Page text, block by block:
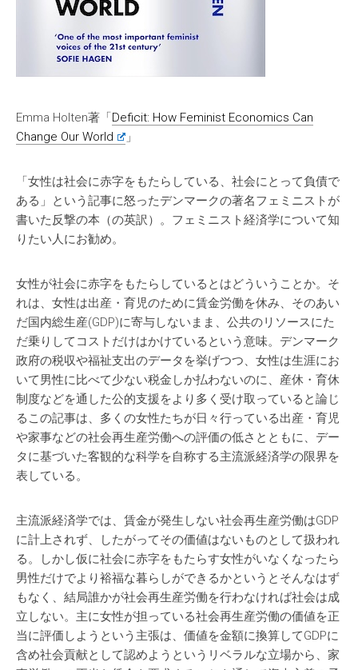
Emma Holten著「Deficit: How Feminist Economics Can
Change Our World
」
「女性は社会に赤字をもたらしている、社会にとって負債で
ある」という記事に怒ったデンマークの著名フェミニストが
書いた反撃の本（の英訳）。フェミニスト経済学について知
りたい人にお勧め。
女性が社会に赤字をもたらしているとはどういうことか。そ
れは、女性は出産・育児のために賃金労働を休み、そのあい
だ国内総生産(GDP)に寄与しないまま、公共のリソースにた
だ乗りしてコストだけはかけているという意味。デンマーク
政府の税収や福祉支出のデータを挙げつつ、女性は生涯にお
いて男性に比べて少ない税金しか払わないのに、産休・育休
制度などを通した公的支援をより多く受け取っていると論じ
るこの記事は、多くの女性たちが日々行っている出産・育児
や家事などの社会再生産労働への評価の低さとともに、デー
タに基づいた客観的な科学を自称する主流派経済学の限界を
表している。
主流派経済学では、賃金が発生しない社会再生産労働はGDP
に計上されず、したがってその価値はないものとして扱われ
る。しかし仮に社会に赤字をもたらす女性がいなくなったら
男性だけでより裕福な暮らしができるかというとそんなはず
もなく、結局誰かが社会再生産労働を行わなければ社会は成
立しない。主に女性が担っている社会再生産労働の価値を正
当に評価しようという主張は、価値を金額に換算してGDPに
含め社会貢献として認めようというリベラルな立場から、家